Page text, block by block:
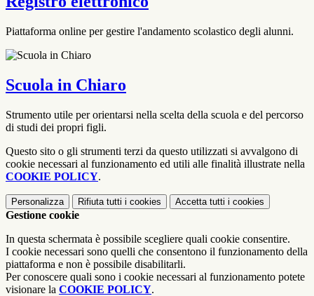
Piattaforma online per gestire l'andamento scolastico degli alunni.
Scuola in Chiaro
Strumento utile per orientarsi nella scelta della scuola e del percorso
di studi dei propri figli.
Questo sito o gli strumenti terzi da questo utilizzati si avvalgono di
cookie necessari al funzionamento ed utili alle finalità illustrate nella
COOKIE POLICY.
Personalizza Rifiuta tutti i cookies Accetta tutti i cookies
Gestione cookie
In questa schermata è possibile scegliere quali cookie consentire.
I cookie necessari sono quelli che consentono il funzionamento della
piattaforma e non è possibile disabilitarli.
Per conoscere quali sono i cookie necessari al funzionamento potete
visionare la COOKIE POLICY.